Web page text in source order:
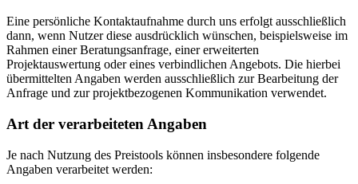
Eine persönliche Kontaktaufnahme durch uns erfolgt ausschließlich
dann, wenn Nutzer diese ausdrücklich wünschen, beispielsweise im
Rahmen einer Beratungsanfrage, einer erweiterten
Projektauswertung oder eines verbindlichen Angebots. Die hierbei
übermittelten Angaben werden ausschließlich zur Bearbeitung der
Anfrage und zur projektbezogenen Kommunikation verwendet.
Art der verarbeiteten Angaben
Je nach Nutzung des Preistools können insbesondere folgende
Angaben verarbeitet werden: